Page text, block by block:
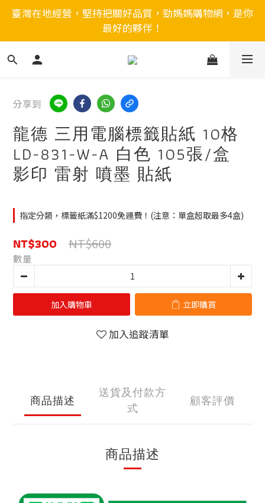
臺灣在地經營，堅持把關好品質，勁媽媽購物網，是你
最好的夥伴！
分享到
龍德 三用電腦標籤貼紙 10格
LD-831-W-A 白色 105張/盒
影印 雷射 噴墨 貼紙
指定分類，標籤紙滿$1200免運費！(注意：單盒超取最多4盒)
NT$300 NT$600
數量
加入購物車 立即購買
加入追蹤清單
商品描述
送貨及付款方
式
顧客評價
商品描述